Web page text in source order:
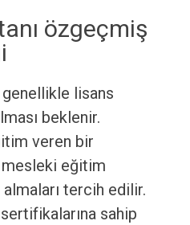
özgeçmiş
genellikle lisans
beklenir.
veren bir
eğitim
tercih edilir.
sahip